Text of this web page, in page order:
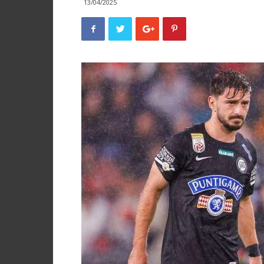
13/04/2025